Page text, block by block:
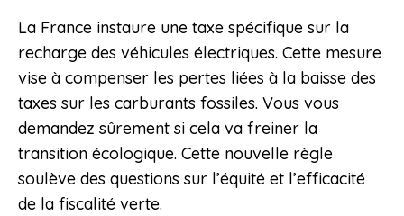
La France instaure une taxe spécifique sur la
recharge des véhicules électriques. Cette mesure
vise à compenser les pertes liées à la baisse des
taxes sur les carburants fossiles. Vous vous
demandez sûrement si cela va freiner la
transition écologique. Cette nouvelle règle
soulève des questions sur l’équité et l’efficacité
de la fiscalité verte.